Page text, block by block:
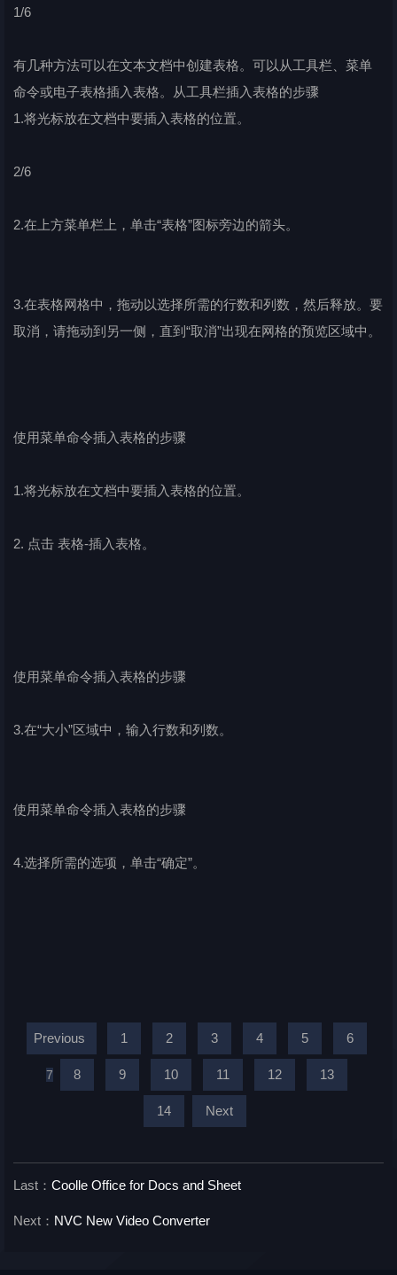
1/6
有几种方法可以在文本文档中创建表格。可以从工具栏、菜单
命令或电子表格插入表格。从工具栏插入表格的步骤
1.将光标放在文档中要插入表格的位置。
2/6
2.在上方菜单栏上，单击“表格”图标旁边的箭头。
3.在表格网格中，拖动以选择所需的行数和列数，然后释放。要
取消，请拖动到另一侧，直到“取消”出现在网格的预览区域中。
使用菜单命令插入表格的步骤
1.将光标放在文档中要插入表格的位置。
2. 点击 表格-插入表格。
使用菜单命令插入表格的步骤
3.在“大小”区域中，输入行数和列数。
使用菜单命令插入表格的步骤
4.选择所需的选项，单击“确定”。
Previous 1 2 3 4 5 6
7 8 9 10 11 12 13
14 Next
Last： Coolle Office for Docs and Sheet
Next： NVC New Video Converter